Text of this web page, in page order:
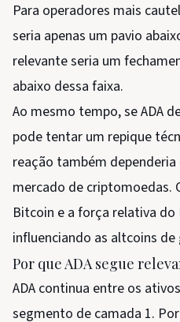
Para operadores mais
seria apenas um pavio
relevante seria um
abaixo dessa faixa.
Ao mesmo tempo, se ADA
pode tentar um repique
reação também
mercado de criptomoedas.
Bitcoin e a força relativa
influenciando as altcoins
Por que ADA segue
ADA continua entre os
segmento de camada 1.